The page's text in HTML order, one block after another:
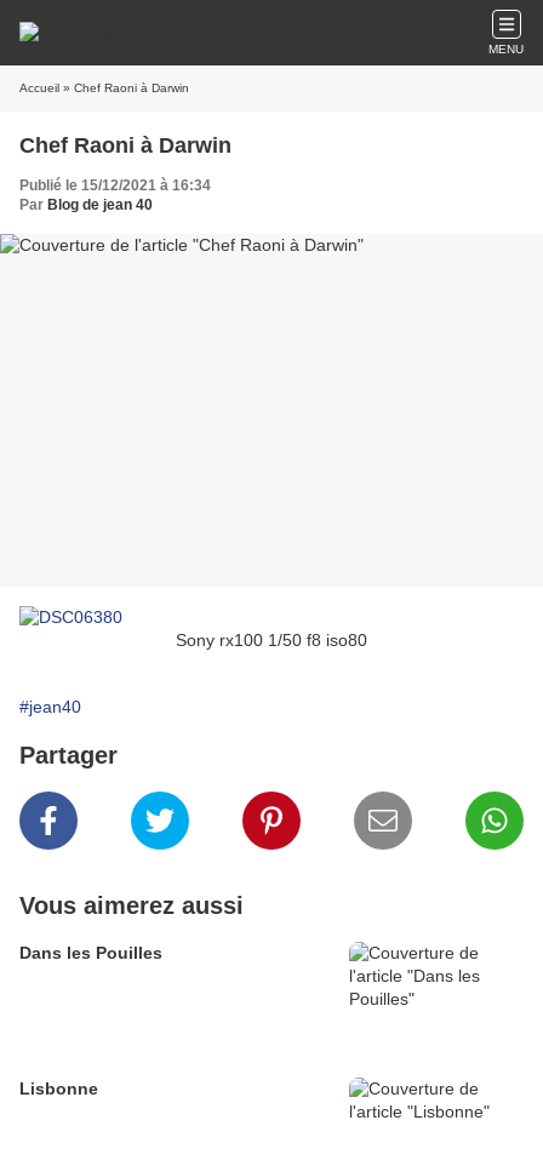
MENU
Accueil » Chef Raoni à Darwin
Chef Raoni à Darwin
Publié le 15/12/2021 à 16:34
Par Blog de jean 40
Sony rx100 1/50 f8 iso80
#jean40
Partager
Vous aimerez aussi
Dans les Pouilles
Lisbonne